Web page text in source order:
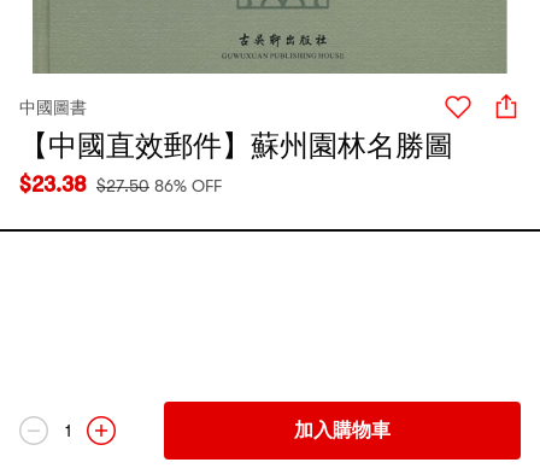
中國圖書
【中國直效郵件】蘇州園林名勝圖
$23.38 $27.50 86% OFF
1 加入購物車